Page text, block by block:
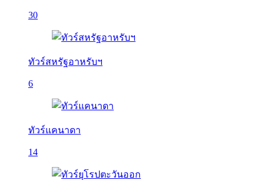
30
ทัวร์สหรัฐอาหรับฯ
6
ทัวร์แคนาดา
14